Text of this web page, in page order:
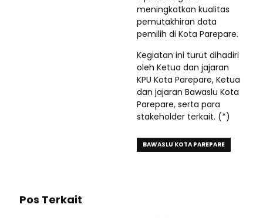
meningkatkan kualitas
pemutakhiran data
pemilih di Kota Parepare.
Kegiatan ini turut dihadiri
oleh Ketua dan jajaran
KPU Kota Parepare, Ketua
dan jajaran Bawaslu Kota
Parepare, serta para
stakeholder terkait. (*)
BAWASLU KOTA PAREPARE
Pos Terkait